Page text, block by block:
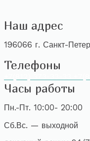
Наш адрес
196066 г. Санкт-
Телефоны
Часы работы
Пн.-Пт. 10:00- 20:00
Сб.Вс. — выходной